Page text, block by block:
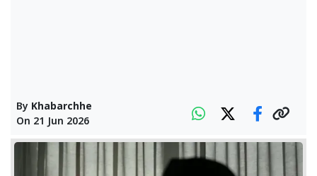
By Khabarchhe
On 21 Jun 2026